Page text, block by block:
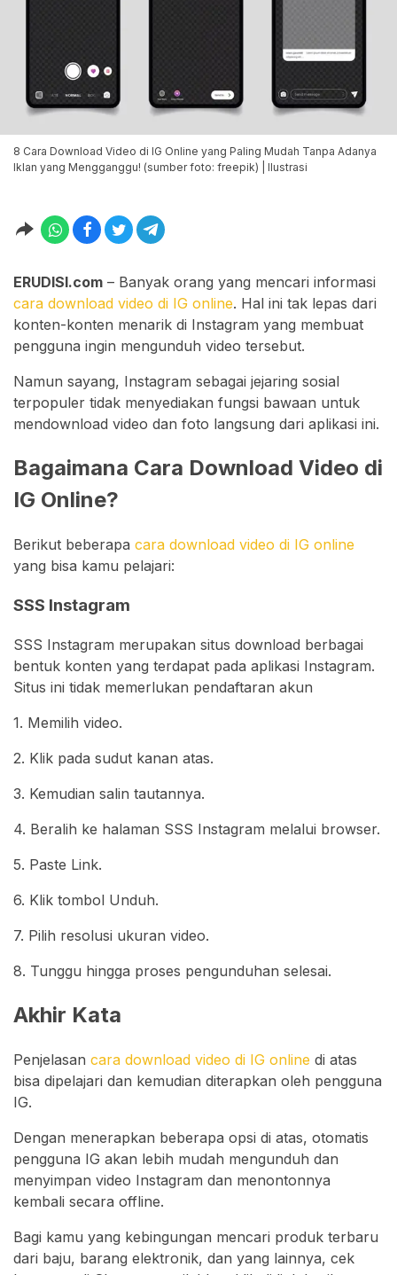
8 Cara Download Video di IG Online yang Paling Mudah Tanpa Adanya
Iklan yang Mengganggu! (sumber foto: freepik) | Ilustrasi
ERUDISI.com – Banyak orang yang mencari informasi
cara download video di IG online. Hal ini tak lepas dari
konten-konten menarik di Instagram yang membuat
pengguna ingin mengunduh video tersebut.
Namun sayang, Instagram sebagai jejaring sosial
terpopuler tidak menyediakan fungsi bawaan untuk
mendownload video dan foto langsung dari aplikasi ini.
Bagaimana Cara Download Video di
IG Online?
Berikut beberapa cara download video di IG online
yang bisa kamu pelajari:
SSS Instagram
SSS Instagram merupakan situs download berbagai
bentuk konten yang terdapat pada aplikasi Instagram.
Situs ini tidak memerlukan pendaftaran akun
1. Memilih video.
2. Klik pada sudut kanan atas.
3. Kemudian salin tautannya.
4. Beralih ke halaman SSS Instagram melalui browser.
5. Paste Link.
6. Klik tombol Unduh.
7. Pilih resolusi ukuran video.
8. Tunggu hingga proses pengunduhan selesai.
Akhir Kata
Penjelasan cara download video di IG online di atas
bisa dipelajari dan kemudian diterapkan oleh pengguna
IG.
Dengan menerapkan beberapa opsi di atas, otomatis
pengguna IG akan lebih mudah mengunduh dan
menyimpan video Instagram dan menontonnya
kembali secara offline.
Bagi kamu yang kebingungan mencari produk terbaru
dari baju, barang elektronik, dan yang lainnya, cek